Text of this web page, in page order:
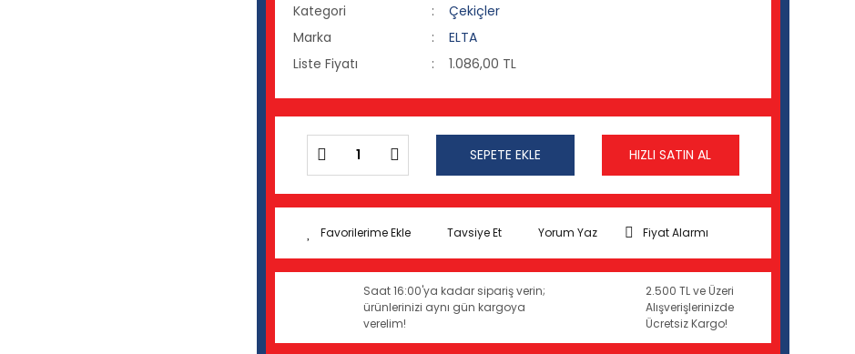
Kategori
Çekiçler
Marka
ELTA
Liste Fiyatı
1.086,00 TL
SEPETE EKLE HIZLI SATIN AL
Tavsiye Et Yorum Yaz Fiyat Alarmı
Saat 16:00'ya kadar sipariş verin;
ürünlerinizi aynı gün kargoya
verelim!
2.500 TL ve Üzeri
Alışverişlerinizde
Ücretsiz Kargo!